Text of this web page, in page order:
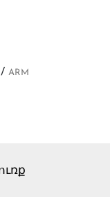
ARM